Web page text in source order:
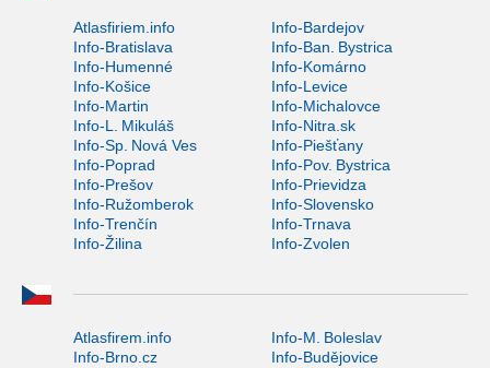
Atlasfiriem.info
Info-Bardejov
Info-Bratislava
Info-Ban. Bystrica
Info-Humenné
Info-Komárno
Info-Košice
Info-Levice
Info-Martin
Info-Michalovce
Info-L. Mikuláš
Info-Nitra.sk
Info-Sp. Nová Ves
Info-Piešťany
Info-Poprad
Info-Pov. Bystrica
Info-Prešov
Info-Prievidza
Info-Ružomberok
Info-Slovensko
Info-Trenčín
Info-Trnava
Info-Žilina
Info-Zvolen
Atlasfirem.info
Info-M. Boleslav
Info-Brno.cz
Info-Budějovice